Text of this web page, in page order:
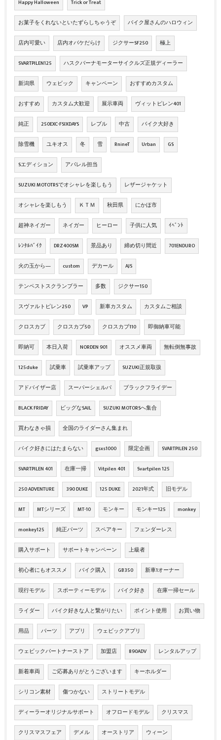
Happy Halloween Trick or Treat
お菓子をくれないといたずらしちゃうぞ バイク屋さんのハロウィン
店内可愛い 店内オバケだらけ ジクサーSF250 極上
SVARTPILEN125 ハスクバーナモーターサイクルズ正規ディーラー
新潟県 ウェビック キャンペーン おすすめカスタム
おすすめ カスタム大歓迎 展示車両 ヴィットピレン401
純正 250EXC-FSIXDAYS レブル 中古 バイク大好き
除雪機 ユキオス 冬 雪 RnineT Urban GS
Sエディション アパレル担当
SUZUKI MOTOTRSでオシャレを楽しもう レザージャケット
オシャレを楽しもう ＫＴＭ 秋田県 にかほ市
超神ネイガー ネイガー ヒーロー 子供に人気 ｲﾍﾞﾝﾄ
ﾚﾝﾀﾙﾊﾞｲｸ DRZ400SM 景品あり 締め切り間近 701ENDURO
火の玉から― custom デカール AJS
テンペストスクランブラー 多数 ジクサー150
スヴァルトピレン250 VP 新車カスタム カスタムご相談
クロスカブ クロスカブ50 クロスカブ110 即御納車可能
即納可 本日入荷 NORDEN 901 オススメ車両 無転倒無事故
125duke 試乗車 試乗車アップ SUZUKI正規取扱
アドバイザー店 スーパーシェルパ ブラックフライデー
BLACK FRIDAY ビッグなSAIL SUZUKI MOTORSへ集合
買わなきゃ損 全国のライダーさん集まれ
バイク好きにはたまらない gsxs1000 限定企画 SVARTPILEN 250
SVARTPILEN 401 在庫一掃 Vitpilen 401 Svartpilen 125
250 ADVENTURE 390 DUKE 125 DUKE 2021年式 旧モデル
MT MTシリーズ MT-10 モンキー モンキー125 monkey
monkey125 純正パーツ スペアキー フェンダーレス
購入サポート サポートキャンペーン 上級者
初心者にもオススメ バイク購入 GB350 新車1オーナー
現行モデル スポーティーモデル バイク好き 在庫一掃セール
ライダー バイク好きな人と繋がりたい ポイント使用 お買い物
用品 パーツ アプリ ウェビックアプリ
ウェビックパートナーストア 加盟店 890ADV レンタルアップ
新着車両 ご応募ありがとうございます キーホルダー
シリコン素材 傷つかない ストリートモデル
ディーラーオリジナルサポート オフロードモデル クリスマス
クリスマスフェア デメル オーストリア ウィーン